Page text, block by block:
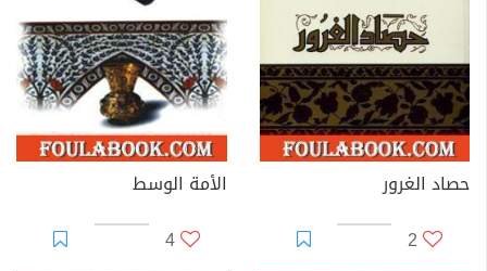
حصاد الغرور
2
الأمة الوسط
4